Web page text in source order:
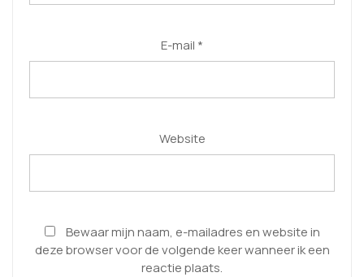
E-mail *
Website
Bewaar mijn naam, e-mailadres en website in
deze browser voor de volgende keer wanneer ik een
reactie plaats.